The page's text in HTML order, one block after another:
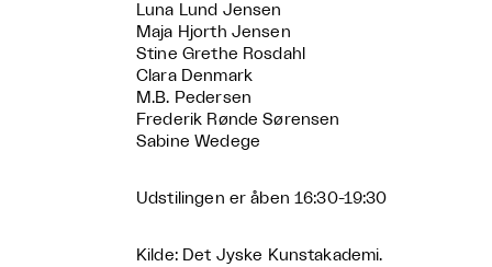
Luna Lund Jensen
Maja Hjorth Jensen
Stine Grethe Rosdahl
Clara Denmark
M.B. Pedersen
Frederik Rønde Sørensen
Sabine Wedege
Udstilingen er åben 16:30-19:30
Kilde: Det Jyske Kunstakademi.